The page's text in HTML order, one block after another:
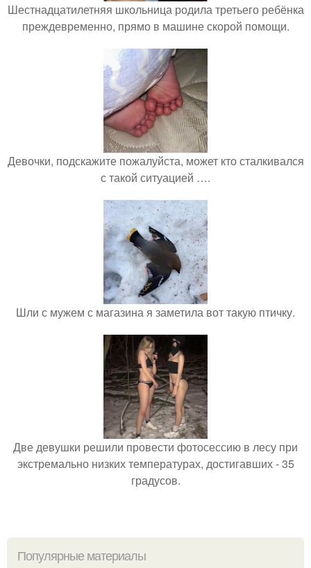
Шестнадцатилетняя школьница родила третьего ребёнка
преждевременно, прямо в машине скорой помощи.
Девочки, подскажите пожалуйста, может кто сталкивался
с такой ситуацией ….
Шли с мужем с магазина я заметила вот такую птичку.
Две девушки решили провести фотосессию в лесу при
экстремально низких температурах, достигавших - 35
градусов.
Популярные материалы